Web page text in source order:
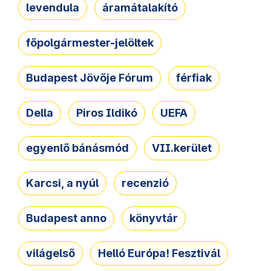
levendula áramátalakító
főpolgármester-jelöltek
Budapest Jövője Fórum férfiak
Della Piros Ildikó UEFA
egyenlő bánásmód VII.kerület
Karcsi, a nyúl recenzió
Budapest anno könyvtár
világelső Helló Európa! Fesztivál